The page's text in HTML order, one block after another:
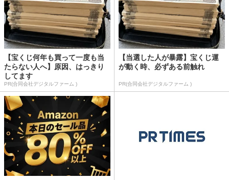
【宝くじ何年も買って一度も当
たらない人へ】原因、はっきり
してます
PR(合同会社デジタルファーム )
【当選した人が暴露】宝くじ運
が動く時、必ずある前触れ
PR(合同会社デジタルファーム )